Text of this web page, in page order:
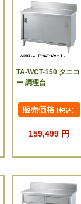
TA-WCT-150 タニコ
ー 調理台
159,499 円